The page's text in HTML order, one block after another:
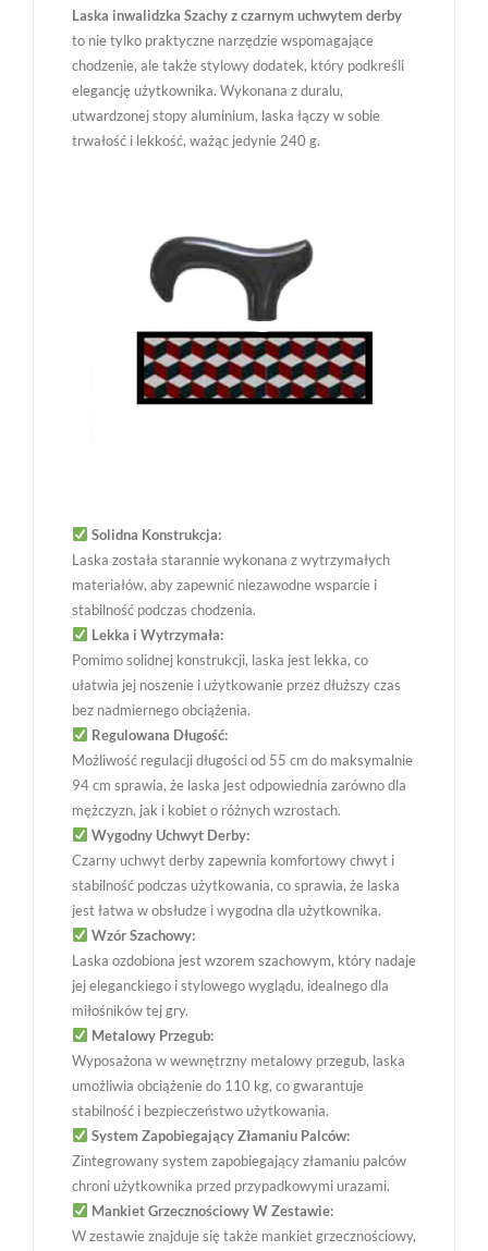
Laska inwalidzka Szachy z czarnym uchwytem derby
to nie tylko praktyczne narzędzie wspomagające
chodzenie, ale także stylowy dodatek, który podkreśli
elegancję użytkownika. Wykonana z duralu,
utwardzonej stopy aluminium, laska łączy w sobie
trwałość i lekkość, ważąc jedynie 240 g.
Solidna Konstrukcja:
Laska została starannie wykonana z wytrzymałych
materiałów, aby zapewnić niezawodne wsparcie i
stabilność podczas chodzenia.
Lekka i Wytrzymała:
Pomimo solidnej konstrukcji, laska jest lekka, co
ułatwia jej noszenie i użytkowanie przez dłuższy czas
bez nadmiernego obciążenia.
Regulowana Długość:
Możliwość regulacji długości od 55 cm do maksymalnie
94 cm sprawia, że laska jest odpowiednia zarówno dla
mężczyzn, jak i kobiet o różnych wzrostach.
Wygodny Uchwyt Derby:
Czarny uchwyt derby zapewnia komfortowy chwyt i
stabilność podczas użytkowania, co sprawia, że laska
jest łatwa w obsłudze i wygodna dla użytkownika.
Wzór Szachowy:
Laska ozdobiona jest wzorem szachowym, który nadaje
jej eleganckiego i stylowego wyglądu, idealnego dla
miłośników tej gry.
Metalowy Przegub:
Wyposażona w wewnętrzny metalowy przegub, laska
umożliwia obciążenie do 110 kg, co gwarantuje
stabilność i bezpieczeństwo użytkowania.
System Zapobiegający Złamaniu Palców:
Zintegrowany system zapobiegający złamaniu palców
chroni użytkownika przed przypadkowymi urazami.
Mankiet Grzecznościowy W Zestawie:
W zestawie znajduje się także mankiet grzecznościowy,